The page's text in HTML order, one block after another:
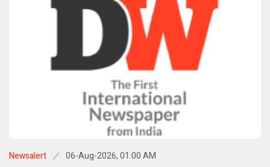
Newsalert 06-Aug-2026, 01:00 AM